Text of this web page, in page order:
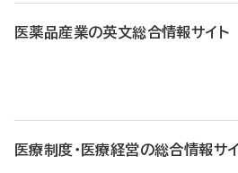
医薬品産業の英文総合情報サイト
医療制度・医療経営の総合情報サ